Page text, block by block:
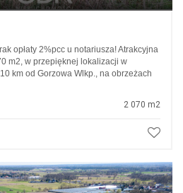
opłaty 2%pcc u notariusza! Atrakcyjna
m2, w przepięknej lokalizacji w
km od Gorzowa Wlkp., na obrzeżach
2 070 m2